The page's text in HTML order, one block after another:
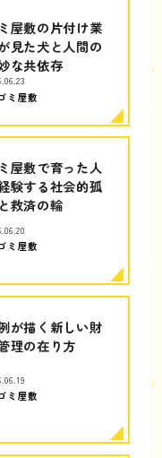
屋敷の片付け業
見た犬と人間の
な共依存
ミ屋敷
屋敷で育った人
験する社会的孤
救済の輪
ミ屋敷
が描く新しい財
理の在り方
ミ屋敷